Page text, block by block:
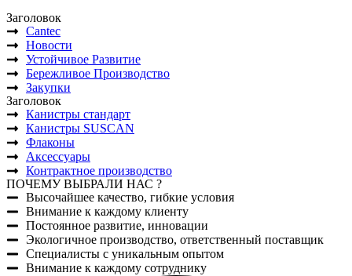
Заголовок
Cantec
Новости
Устойчивое Развитие
Бережливое Производство
Закупки
Заголовок
Канистры стандарт
Канистры SUSCAN
Флаконы
Аксессуары
Контрактное производство
ПОЧЕМУ ВЫБРАЛИ НАС ?
Высочайшее качество, гибкие условия
Внимание к каждому клиенту
Постоянное развитие, инновации
Экологичное производство, ответственный поставщик
Специалисты с уникальным опытом
Внимание к каждому сотруднику